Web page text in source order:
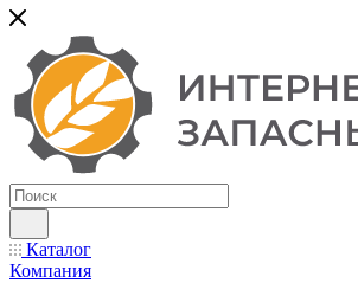
Каталог
Компания